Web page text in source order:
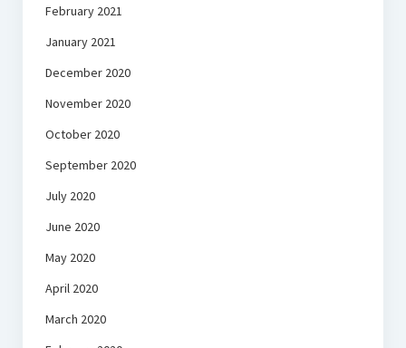
February 2021
January 2021
December 2020
November 2020
October 2020
September 2020
July 2020
June 2020
May 2020
April 2020
March 2020